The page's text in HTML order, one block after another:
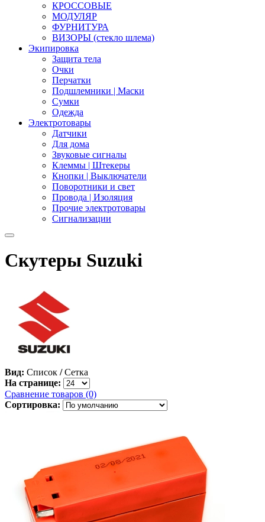
КРОССОВЫЕ
МОДУЛЯР
ФУРНИТУРА
ВИЗОРЫ (стекло шлема)
Экипировка
Защита тела
Очки
Перчатки
Подшлемники | Маски
Сумки
Одежда
Электротовары
Датчики
Для дома
Звуковые сигналы
Клеммы | Штекеры
Кнопки | Выключатели
Поворотники и свет
Провода | Изоляция
Прочие электротовары
Сигнализации
Скутеры Suzuki
Вид: Список / Сетка
На странице:
Сравнение товаров (0)
Сортировка: